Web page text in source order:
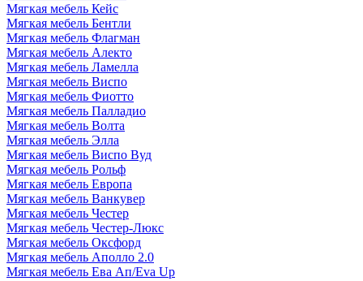
Мягкая мебель Кейс
Мягкая мебель Бентли
Мягкая мебель Флагман
Мягкая мебель Алекто
Мягкая мебель Ламелла
Мягкая мебель Виспо
Мягкая мебель Фиотто
Мягкая мебель Палладио
Мягкая мебель Волта
Мягкая мебель Элла
Мягкая мебель Виспо Вуд
Мягкая мебель Рольф
Мягкая мебель Европа
Мягкая мебель Ванкувер
Мягкая мебель Честер
Мягкая мебель Честер-Люкс
Мягкая мебель Оксфорд
Мягкая мебель Аполло 2.0
Мягкая мебель Ева Ап/Eva Up